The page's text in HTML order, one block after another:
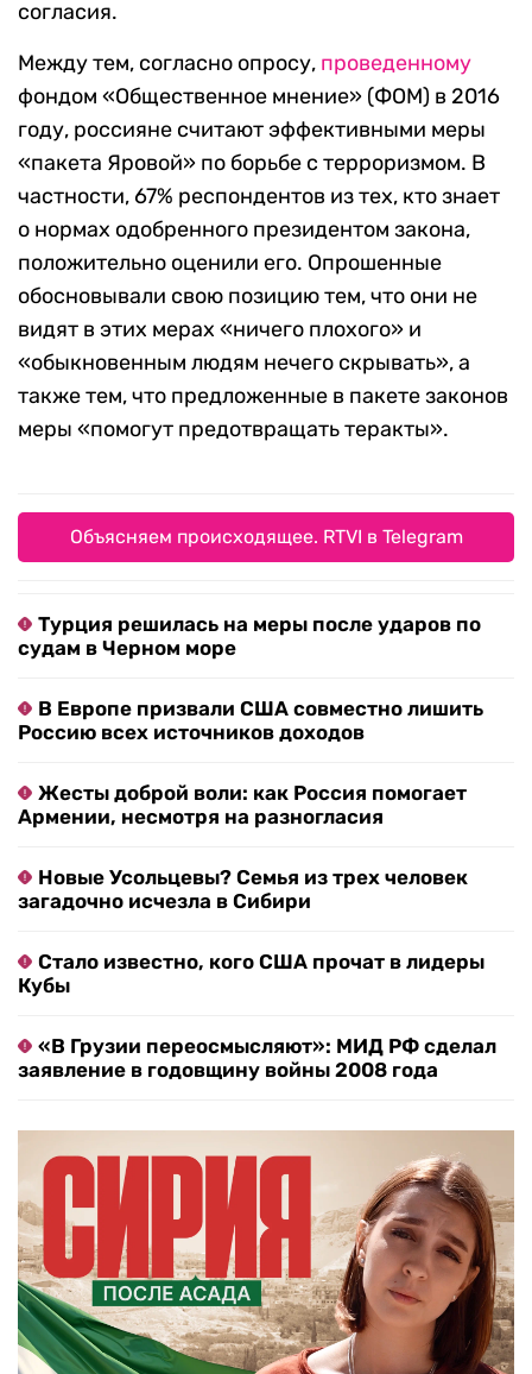
согласия.
Между тем, согласно опросу, проведенному
фондом «Общественное мнение» (ФОМ) в 2016
году, россияне считают эффективными меры
«пакета Яровой» по борьбе с терроризмом. В
частности, 67% респондентов из тех, кто знает
о нормах одобренного президентом закона,
положительно оценили его. Опрошенные
обосновывали свою позицию тем, что они не
видят в этих мерах «ничего плохого» и
«обыкновенным людям нечего скрывать», а
также тем, что предложенные в пакете законов
меры «помогут предотвращать теракты».
Объясняем происходящее. RTVI в Telegram
Турция решилась на меры после ударов по
судам в Черном море
В Европе призвали США совместно лишить
Россию всех источников доходов
Жесты доброй воли: как Россия помогает
Армении, несмотря на разногласия
Новые Усольцевы? Семья из трех человек
загадочно исчезла в Сибири
Стало известно, кого США прочат в лидеры
Кубы
«В Грузии переосмысляют»: МИД РФ сделал
заявление в годовщину войны 2008 года